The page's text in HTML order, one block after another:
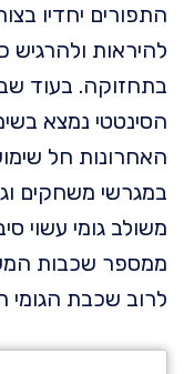
התפורים יחדיו
להיראות
בתחזוקה. בעוד
הסינטטי נמצא
האחרונות חל
במגרשי משחקים
משולב גומי עשוי
ממספר שכבות
לרוב שכבת הגומי